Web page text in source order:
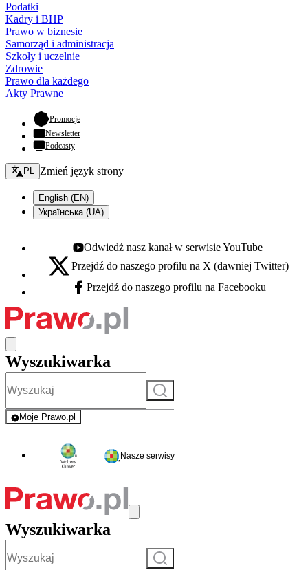
Podatki
Kadry i BHP
Prawo w biznesie
Samorząd i administracja
Szkoły i uczelnie
Zdrowie
Prawo dla każdego
Akty Prawne
Promocje- otwiera się w nowej karcie
Newsletter
Podcasty
Zmień język - bieżący:
PL Zmień język strony
English (EN)
Українська (UA)
Youtube - otwiera się w nowej karcie
Odwiedź nasz kanał w serwisie YouTube
X - otwiera się w nowej karcie
Przejdź do naszego profilu na X (dawniej Twitter)
Facebook - otwiera się w nowej karcie
Przejdź do naszego profilu na Facebooku
Wyszukiwarka
Szukaj
Moje Prawo.pl
- rejestracja i logowanie do serwisu
Nasze serwisy
Wyszukiwarka
Szukaj